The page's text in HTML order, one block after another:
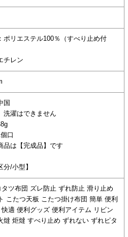
ポリエステル100％（すべり止め付
チレン
国
洗濯はできません
口
品は【完成品】です
分/小型】
ツ布団 ズレ防止 ずれ防止 滑り止め
こたつ天板 こたつ掛け布団 簡単 便利
適 便利グッズ 便利アイテム リビン
燵 炬燵 すべり止め ずれない ずれピタ